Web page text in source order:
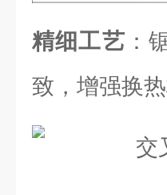
精细工艺 ：
致，增强换